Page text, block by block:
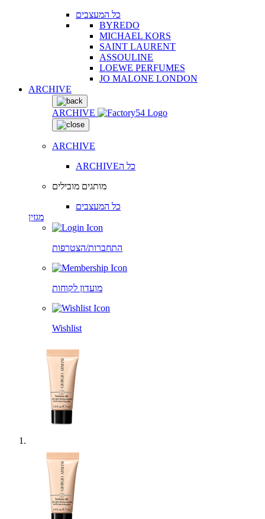
כל המעצבים
BYREDO
MICHAEL KORS
SAINT LAURENT
ASSOULINE
LOEWE PERFUMES
JO MALONE LONDON
ARCHIVE
ARCHIVE
ARCHIVE
ARCHIVEכל ה
מותגים מובילים
כל המעצבים
מגזין
התחברות/הצטרפות
מועדון לקוחות
Wishlist